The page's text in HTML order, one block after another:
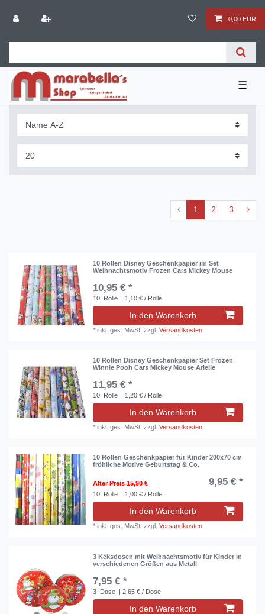
0,00 EUR
☰
1 2 3
10 Rollen Disney Geschenkpapier im Set
Weihnachtsmotiv Frozen Cars Mickey Mouse
10,95 € *
10 Rolle | 1,10 € / Rolle
In den Warenkorb
*inkl. ges. MwSt. zzgl.Versandkosten
10 Rollen Disney Geschenkpapier Set Frozen
Winnie Pooh Cars Mickey Mouse Arielle
11,95 € *
10 Rolle | 1,20 € / Rolle
In den Warenkorb
*inkl. ges. MwSt. zzgl.Versandkosten
10 Rollen Geschenkpapier für Kinder 200x70 cm
fröhliche Motive Geburtstag & Co.
Alter Preis 15,90 € 9,95 € *
10 Rolle | 1,00 € / Rolle
In den Warenkorb
*inkl. ges. MwSt. zzgl.Versandkosten
3 Keksdosen mit Weihnachtsmotiv für Kinder in
verschiedenen Größen aus Metall
7,95 € *
3 Dose | 2,65 € / Dose
In den Warenkorb